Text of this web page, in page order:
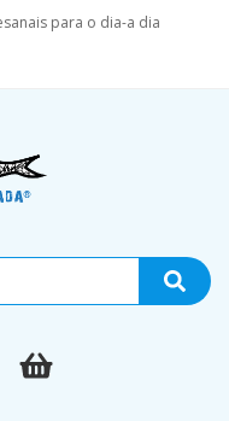
para o dia-a dia